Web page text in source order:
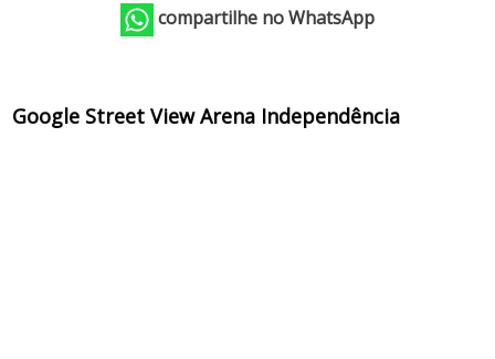
compartilhe no WhatsApp
Google Street View Arena Independência